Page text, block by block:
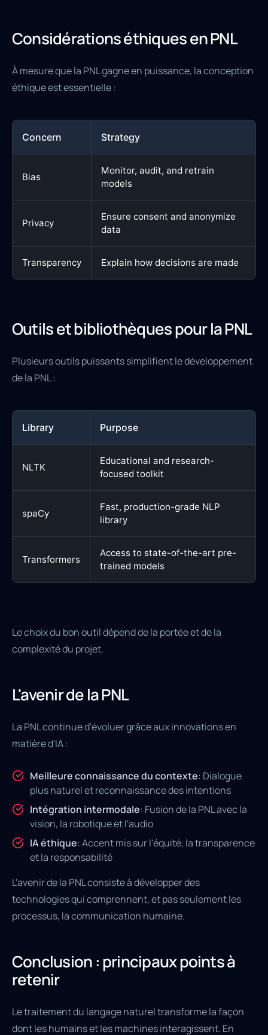
Considérations éthiques en PNL
À mesure que la PNL gagne en puissance, la conception
éthique est essentielle :
Concern Strategy
Bias
Monitor, audit, and retrain
models
Privacy
Ensure consent and anonymize
data
Transparency Explain how decisions are made
Outils et bibliothèques pour la PNL
Plusieurs outils puissants simplifient le développement
de la PNL :
Library Purpose
NLTK
Educational and research-
focused toolkit
spaCy
Fast, production-grade NLP
library
Transformers
Access to state-of-the-art pre-
trained models
Le choix du bon outil dépend de la portée et de la
complexité du projet.
L'avenir de la PNL
La PNL continue d'évoluer grâce aux innovations en
matière d'IA :
Meilleure connaissance du contexte: Dialogue
plus naturel et reconnaissance des intentions
Intégration intermodale: Fusion de la PNL avec la
vision, la robotique et l'audio
IA éthique: Accent mis sur l'équité, la transparence
et la responsabilité
L'avenir de la PNL consiste à développer des
technologies qui comprennent, et pas seulement les
processus, la communication humaine.
Conclusion : principaux points à
retenir
Le traitement du langage naturel transforme la façon
dont les humains et les machines interagissent. En